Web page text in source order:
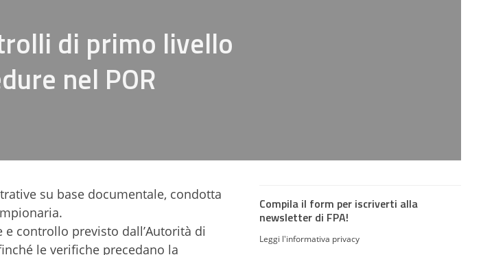
di primo livello
nel POR
su base documentale, condotta
e controllo previsto dall’Autorità di
le verifiche precedano la
Compila il form per iscriverti alla
newsletter di FPA!
Leggi l'informativa privacy